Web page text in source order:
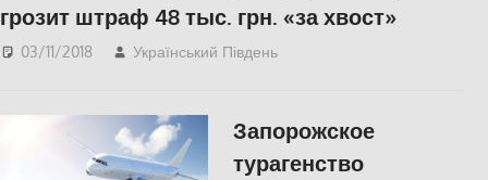
грозит штраф 48 тыс. грн. «за хвост»
03/11/2018 Український Південь
Запорожское
турагенство